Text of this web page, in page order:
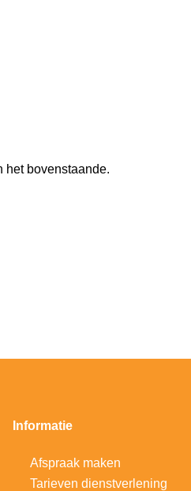
het bovenstaande.
Informatie
Afspraak maken
Tarieven dienstverlening